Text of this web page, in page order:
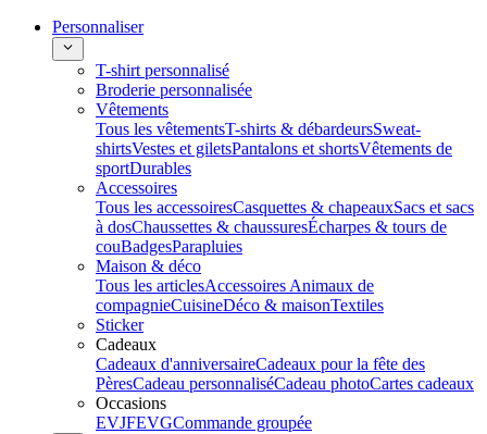
Personnaliser
T-shirt personnalisé
Broderie personnalisée
Vêtements
Tous les vêtementsT-shirts & débardeursSweat-
shirtsVestes et giletsPantalons et shortsVêtements de
sportDurables
Accessoires
Tous les accessoiresCasquettes & chapeauxSacs et sacs
à dosChaussettes & chaussuresÉcharpes & tours de
couBadgesParapluies
Maison & déco
Tous les articlesAccessoires Animaux de
compagnieCuisineDéco & maisonTextiles
Sticker
Cadeaux
Cadeaux d'anniversaireCadeaux pour la fête des
PèresCadeau personnaliséCadeau photoCartes cadeaux
Occasions
EVJFEVGCommande groupée